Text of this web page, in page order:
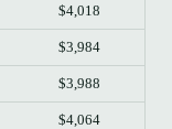
$4,018
$3,984
$3,988
$4,064